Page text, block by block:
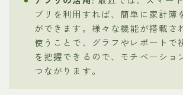
プリを利用すれば、簡単に家計簿
ができます。様々な機能が搭載さ
使うことで、グラフやレポートで
を把握できるので、モチベーショ
つながります。